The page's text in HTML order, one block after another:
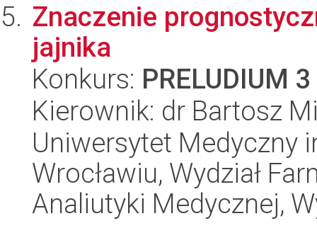
Znaczenie
jajnika
Konkurs: PRELUDIUM 3
Kierownik: dr Bartosz
Uniwersytet Medyczny
Wrocławiu, Wydział
Analiutyki Medycznej,